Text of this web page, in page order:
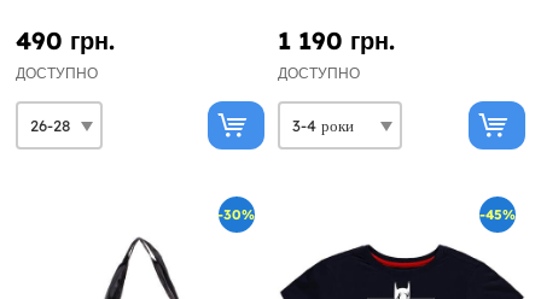
490 грн.
ДОСТУПНО
1 190 грн.
ДОСТУПНО
-30% -45%